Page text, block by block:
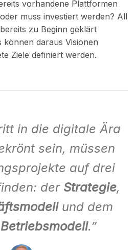
vorhandene Plattformen
muss investiert werden? All
zu Beginn geklärt
daraus Visionen
Ziele definiert werden.
in die digitale Ära
sein, müssen
auf drei
der Strategie,
und dem
.”